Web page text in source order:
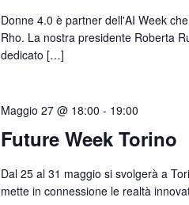
Donne 4.0 è partner dell'AI Week
Rho. La nostra presidente Roberta
dedicato […]
Future Week Torino
Maggio 27 @ 18:00 - 19:00
Dal 25 al 31 maggio si svolgerà a
mette in connessione le realtà